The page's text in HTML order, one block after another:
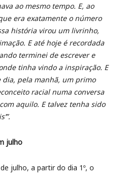
ao mesmo tempo. E, ao
era exatamente o número
história virou um livrinho,
E até hoje é recordada
terminei de escrever e
tinha vindo a inspiração. E
pela manhã, um primo
racial numa conversa
aquilo. E talvez tenha sido
julho
julho, a partir do dia 1º, o